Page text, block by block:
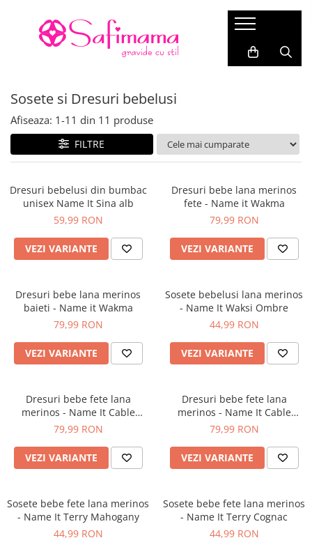
Gravide
Fuste
Bluze pentru Gravide
Tricouri Gravide
Pulovere gravide
Cămași Gravide / Tunici Gravide
Costume de baie
Blugi gravide
Colanți Gravide
Pantaloni scurți pentru gravide
Chiloti Gravide
Pijamale Gravide
Dresuri Gravide
Geci și Paltoane
Alăptare
Bluze & Tricouri Alăptare
Sutiene alăptare
Modelare după naștere
Pijamale alăptare
Bebeluși (0-12 luni)
Body bebelusi
Salopete bebelusi
Bluze bebelusi
Rochii bebelusi
Pantaloni bebelusi
Geci si Combinezoane bebelusi
Sosete si Dresuri bebelusi
Copii (1-7 ani)
Rochii fete
Pantaloni copii
Geci și Combinezoane copii
Sosete si dresuri copii
Caciuli copii
Manusi copii
Pijamale copii
Ghiduri de cumpărături
Cum să alegi blugii pentru gravide
Cum să alegi geaca pentru gravide?
Sosete si Dresuri bebelusi
Afiseaza: 1-11 din 11 produse
FILTRE
Dresuri bebelusi din bumbac
unisex Name It Sina alb
59,99 RON
VEZI VARIANTE
Dresuri bebe lana merinos
fete - Name it Wakma
79,99 RON
VEZI VARIANTE
Dresuri bebe lana merinos
baieti - Name it Wakma
79,99 RON
VEZI VARIANTE
Sosete bebelusi lana merinos
- Name It Waksi Ombre
44,99 RON
VEZI VARIANTE
Dresuri bebe fete lana
merinos - Name It Cable
Mahogany
79,99 RON
VEZI VARIANTE
Dresuri bebe fete lana
merinos - Name It Cable
Cognac
79,99 RON
VEZI VARIANTE
Sosete bebe fete lana merinos
- Name It Terry Mahogany
44,99 RON
Sosete bebe fete lana merinos
- Name It Terry Cognac
44,99 RON